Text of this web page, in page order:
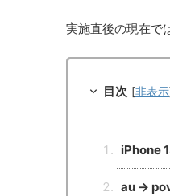
実施直後の現在で
目次 [非表示
iPhone
au →